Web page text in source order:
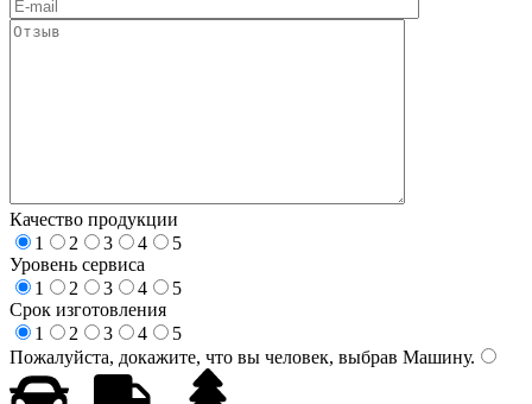
Качество продукции
1
2 3 4
5
Уровень сервиса
1
2 3 4
5
Срок изготовления
1
2 3 4
5
Пожалуйста, докажите, что вы человек, выбрав Машину.